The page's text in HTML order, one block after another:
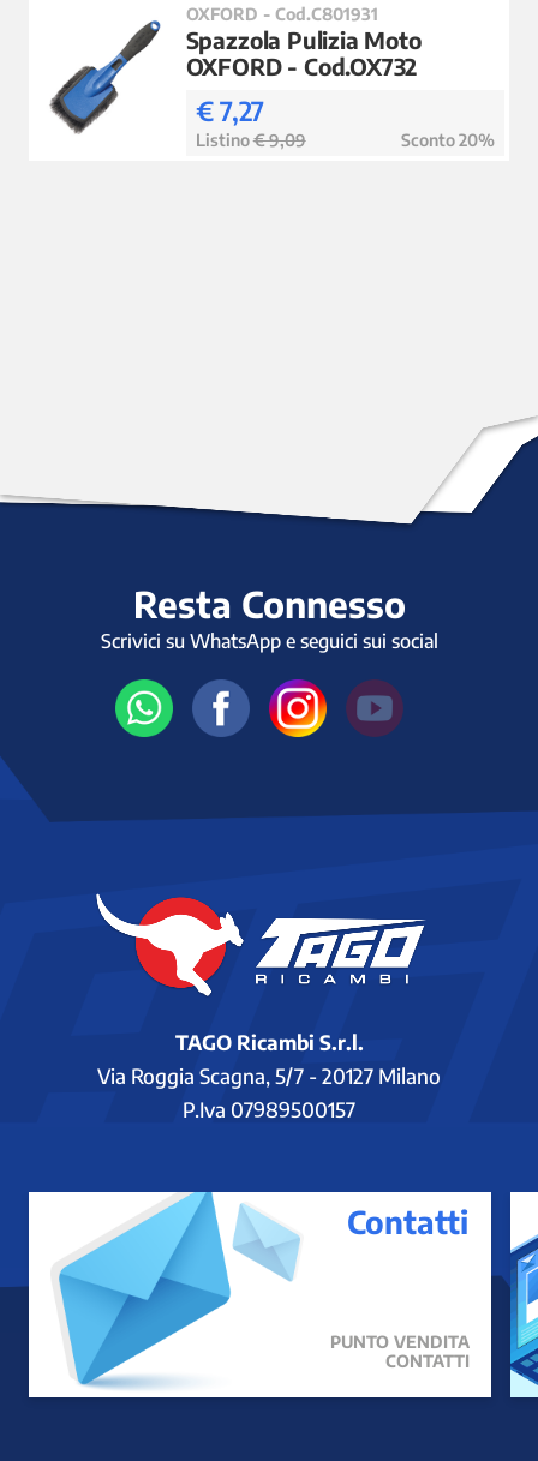
OXFORD - Cod.C801931
Spazzola Pulizia Moto
OXFORD - Cod.OX732
€ 7,27
Listino€ 9,09 Sconto 20%
Resta Connesso
Scrivici su WhatsApp e seguici sui social
TAGO Ricambi S.r.l.
Via Roggia Scagna, 5/7 - 20127 Milano
P.Iva 07989500157
Contatti
PUNTO VENDITA
CONTATTI